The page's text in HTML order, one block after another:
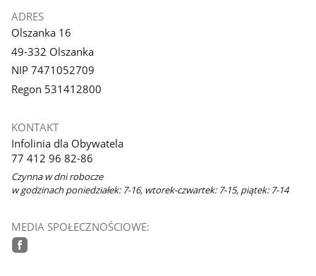
ADRES
Olszanka 16
49-332 Olszanka
NIP 7471052709
Regon 531412800
KONTAKT
Infolinia dla Obywatela
77 412 96 82-86
Czynna w dni robocze
w godzinach poniedziałek: 7-16, wtorek-czwartek: 7-15, piątek: 7-14
MEDIA SPOŁECZNOŚCIOWE: